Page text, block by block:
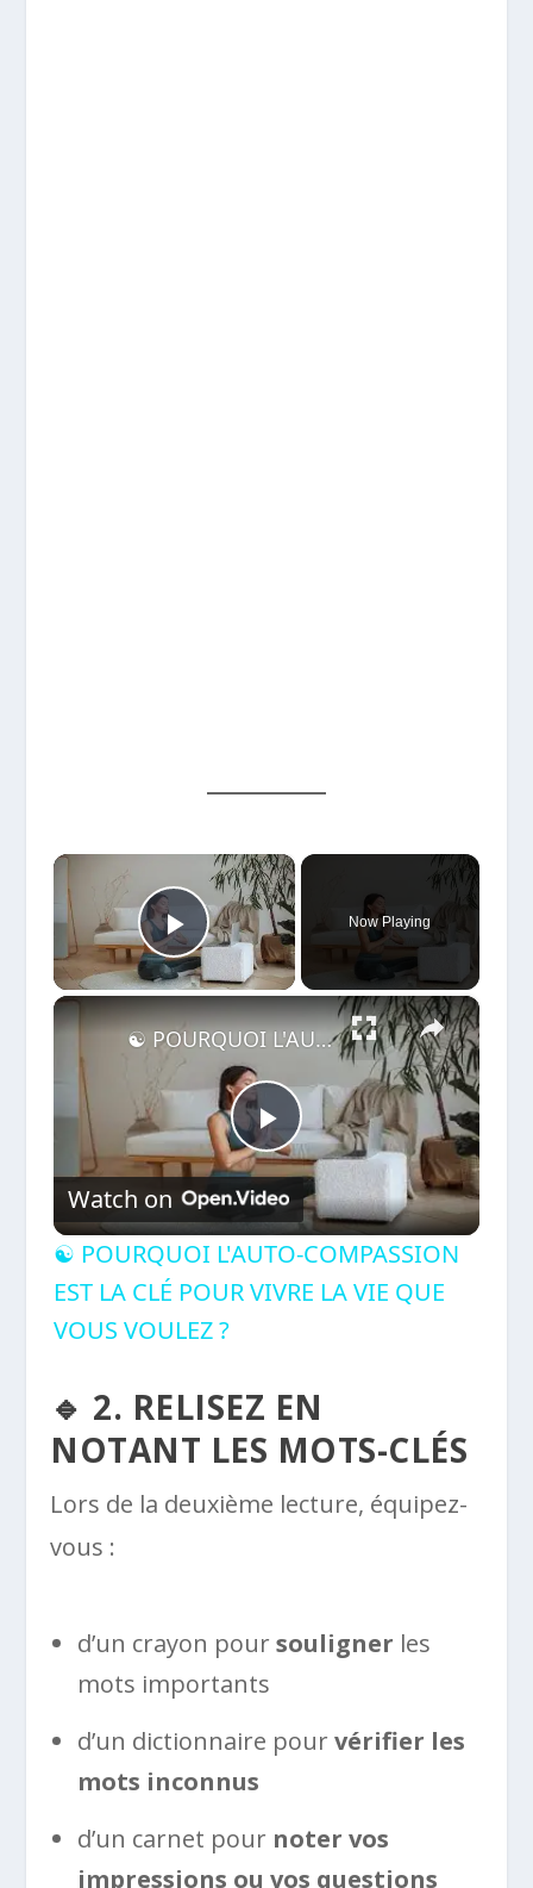
×
Play Video
Now Playing
×
Play
Video
☯ POURQUOI L'AUTO-COMPASSION EST LA CLÉ POUR VIVRE LA VIE QUE VOUS VOULEZ ?
Watch on
☯ POURQUOI L'AUTO-COMPASSION
EST LA CLÉ POUR VIVRE LA VIE QUE
VOUS VOULEZ ?
🔹 2. RELISEZ EN
NOTANT LES MOTS-CLÉS
Lors de la deuxième lecture, équipez-
vous :
d’un crayon poursouligner les
mots importants
d’un dictionnaire pourvérifier les
mots inconnus
d’un carnet pour noter vos
impressions ou vos questions